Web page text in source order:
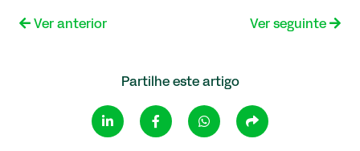
Ver anterior Ver seguinte
Partilhe este artigo